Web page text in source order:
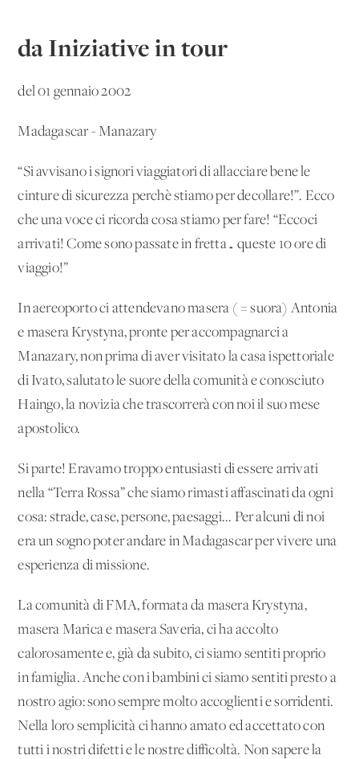
da Iniziative in tour
del 01 gennaio 2002
Madagascar - Manazary
“Si avvisano i signori viaggiatori di allacciare bene le
cinture di sicurezza perchè stiamo per decollare!”. Ecco
che una voce ci ricorda cosa stiamo per fare! “Eccoci
arrivati! Come sono passate in fretta… queste 10 ore di
viaggio!”
In aereoporto ci attendevano masera ( = suora) Antonia
e masera Krystyna, pronte per accompagnarci a
Manazary, non prima di aver visitato la casa ispettoriale
di Ivato, salutato le suore della comunità e conosciuto
Haingo, la novizia che trascorrerà con noi il suo mese
apostolico.
Si parte! Eravamo troppo entusiasti di essere arrivati
nella “Terra Rossa” che siamo rimasti affascinati da ogni
cosa: strade, case, persone, paesaggi... Per alcuni di noi
era un sogno poter andare in Madagascar per vivere una
esperienza di missione.
La comunità di FMA, formata da masera Krystyna,
masera Marica e masera Saveria, ci ha accolto
calorosamente e, già da subito, ci siamo sentiti proprio
in famiglia. Anche con i bambini ci siamo sentiti presto a
nostro agio: sono sempre molto accoglienti e sorridenti.
Nella loro semplicità ci hanno amato ed accettato con
tutti i nostri difetti e le nostre difficoltà. Non sapere la